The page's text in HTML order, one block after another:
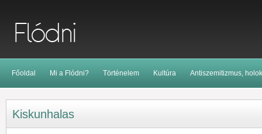
Főoldal Mi a Flódni? Történelem Kultúra Antiszemitizmus,
Kiskunhalas